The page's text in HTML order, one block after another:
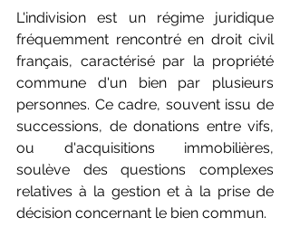
L'indivision est un régime juridique
fréquemment rencontré en droit civil
français, caractérisé par la propriété
commune d'un bien par plusieurs
personnes. Ce cadre, souvent issu de
successions, de donations entre vifs,
ou d'acquisitions immobilières,
soulève des questions complexes
relatives à la gestion et à la prise de
décision concernant le bien commun.